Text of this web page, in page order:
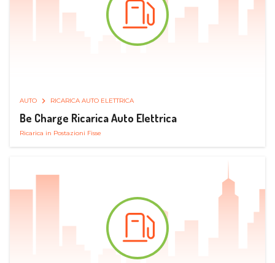
AUTO RICARICA AUTO ELETTRICA
Be Charge Ricarica Auto Elettrica
Ricarica in Postazioni Fisse